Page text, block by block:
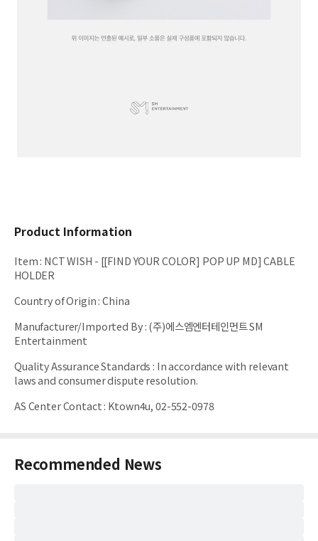
Product Information
Item: NCT WISH - [[FIND YOUR COLOR] POP UP MD] CABLE
HOLDER
Country of Origin:China
Manufacturer/Imported By:(주)에스엠엔터테인먼트 SM
Entertainment
Quality Assurance Standards : In accordance with relevant
laws and consumer dispute resolution.
AS Center Contact: Ktown4u, 02-552-0978
Recommended News